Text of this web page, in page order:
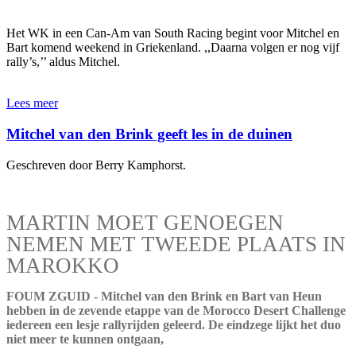
Het WK in een Can-Am van South Racing begint voor Mitchel en
Bart komend weekend in Griekenland. ,,Daarna volgen er nog vijf
rally’s,’’ aldus Mitchel.
Lees meer
Mitchel van den Brink geeft les in de duinen
Geschreven door Berry Kamphorst.
MARTIN MOET GENOEGEN
NEMEN MET TWEEDE PLAATS IN
MAROKKO
FOUM ZGUID - Mitchel van den Brink en Bart van Heun
hebben in de zevende etappe van de Morocco Desert Challenge
iedereen een lesje rallyrijden geleerd. De eindzege lijkt het duo
niet meer te kunnen ontgaan,